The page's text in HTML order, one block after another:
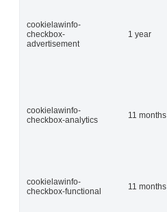
cookielawinfo-
checkbox-
advertisement
1 year
cookielawinfo-
checkbox-analytics
11 months
cookielawinfo-
checkbox-functional
11 months